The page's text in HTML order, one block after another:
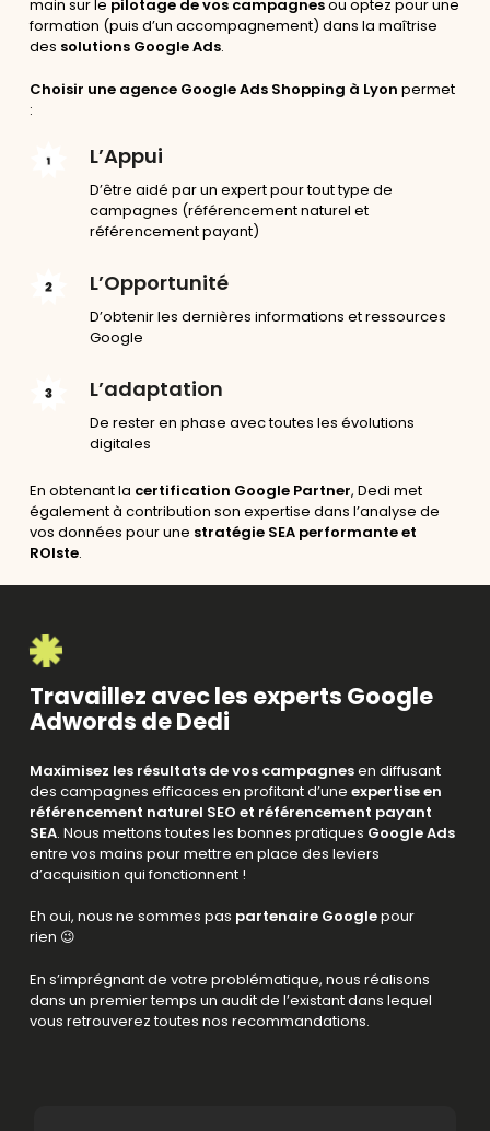
main sur le pilotage de vos campagnesou optez pour une
formation (puis d’un accompagnement) dans la maîtrise
des solutions Google Ads.
Choisir une agence Google Ads Shopping à Lyon permet
:
L’Appui
D’être aidé par un expert pour tout type de
campagnes (référencement naturel et
référencement payant)
L’Opportunité
D’obtenir les dernières informations et ressources
Google
L’adaptation
De rester en phase avec toutes les évolutions
digitales
En obtenant la certification Google Partner, Dedi met
également à contribution son expertise dans l’analyse de
vos données pour une stratégie SEA performante et
ROIste.
Travaillez avec les experts Google
Adwords de Dedi
Maximisez les résultats de vos campagnesen diffusant
des campagnes efficaces en profitant d’une expertise en
référencement naturel SEO et référencement payant
SEA. Nous mettons toutes les bonnes pratiques Google Ads
entre vos mains pour mettre en place des leviers
d’acquisition qui fonctionnent !
Eh oui, nous ne sommes pas partenaire Googlepour
rien 😉
En s’imprégnant de votre problématique, nous réalisons
dans un premier temps un audit de l’existant dans lequel
vous retrouverez toutes nos recommandations.